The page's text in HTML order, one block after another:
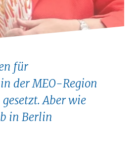
für
der MEO-Region
Aber wie
in Berlin